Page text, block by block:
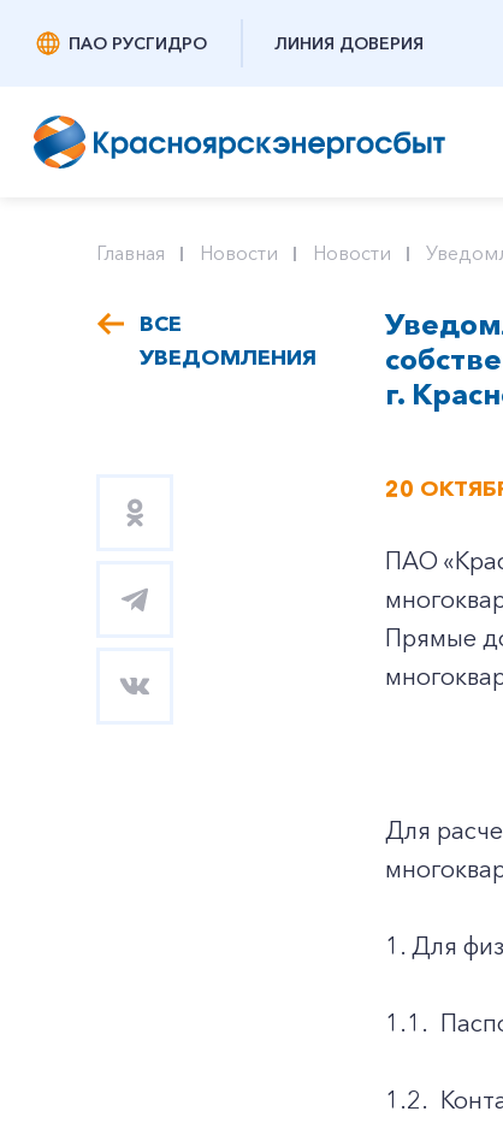
ПАО РУСГИДРО ЛИНИЯ ДОВЕРИЯ
Главная Новости Новости
ВСЕ
УВЕДОМЛЕНИЯ
г.
20
ПАО
Прямые
Для
1. Для
1.1.
1.2.